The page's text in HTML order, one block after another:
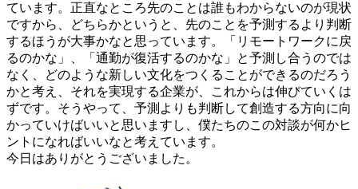
ています。正直なところ先のことは誰もわからないのが現状
ですから、どちらかというと、先のことを予測するより判断
するほうが大事かなと思っています。「リモートワークに戻
るのかな」、「通勤が復活するのかな」と予測し合うのでは
なく、どのような新しい文化をつくることができるのだろう
かと考え、それを実現する企業が、これからは伸びていくは
ずです。そうやって、予測よりも判断して創造する方向に向
かっていけばいいと思いますし、僕たちのこの対談が何かヒ
ントになればいいなと考えています。
今日はありがとうございました。